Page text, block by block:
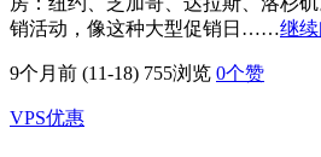
销活动，像这种大型促销日……继
9个月前 (11-18) 755浏览 0个赞
VPS优惠